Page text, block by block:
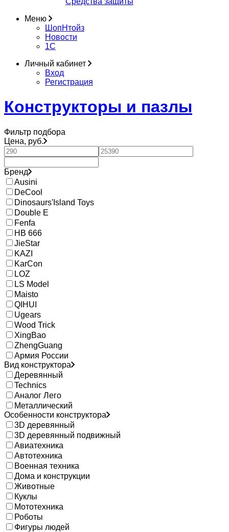
Меню
ШопНтойз
Новости
1C
Личный кабинет
Вход
Регистрация
Конструкторы и пазлы
Фильтр подбора
Цена, руб.
Бренд
Ausini
DeCool
Dinosaurs'Island Toys
Double E
Fenfa
HB 666
JieStar
KAZI
KarCon
LOZ
LS Model
Maisto
QIHUI
Ugears
Wood Trick
XingBao
ZhengGuang
Армия России
Вид конструктора
Деревянный
Technics
Аналог Лего
Металлический
Особенности конструктора
3D деревянный
3D деревянный подвижный
Авиатехника
Автотехника
Военная техника
Дома и конструкции
Животные
Куклы
Мототехника
Роботы
Фигуры людей